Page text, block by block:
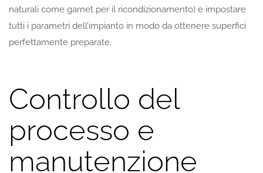
naturali come garnet per il ricondizionamento) e impostare
tutti i parametri dell’impianto in modo da ottenere superfici
perfettamente preparate.
Controllo del
processo e
manutenzione